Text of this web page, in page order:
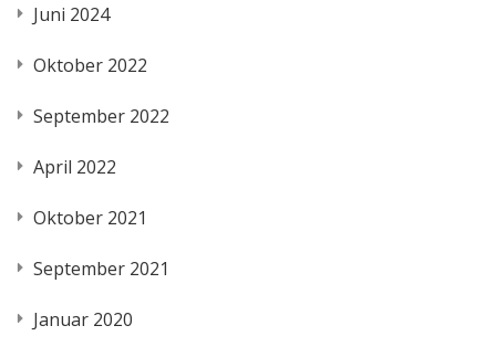
Juni 2024
Oktober 2022
September 2022
April 2022
Oktober 2021
September 2021
Januar 2020